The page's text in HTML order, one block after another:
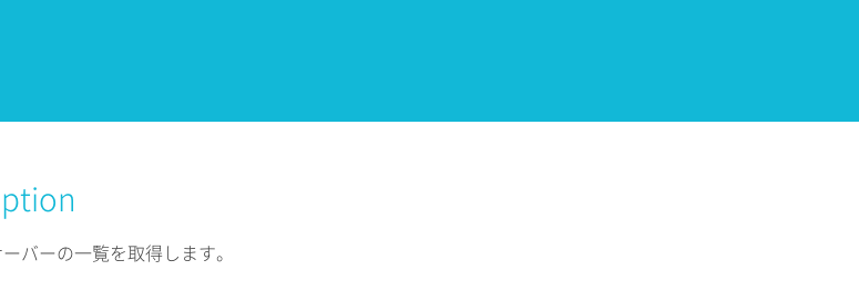
バーの一覧を取得します。